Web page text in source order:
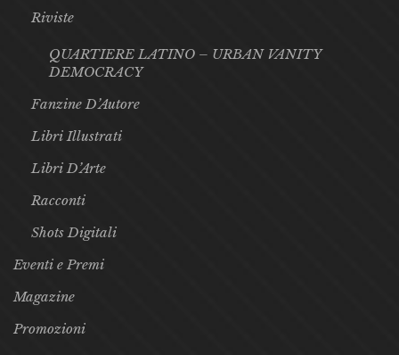
Riviste
QUARTIERE LATINO – URBAN VANITY
DEMOCRACY
Fanzine D’Autore
Libri Illustrati
Libri D’Arte
Racconti
Shots Digitali
Eventi e Premi
Magazine
Promozioni